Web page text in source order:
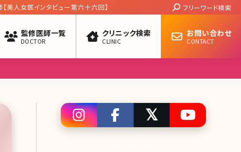
る20代後半からのたるみ治療〜対談・原かや院長
Search:
フリーワード検索
監修医師一覧
DOCTOR
クリニック検索
CLINIC
お問い合わせ
CONTACT